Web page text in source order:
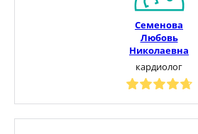
Семенова
Любовь
Николаевна
кардиолог